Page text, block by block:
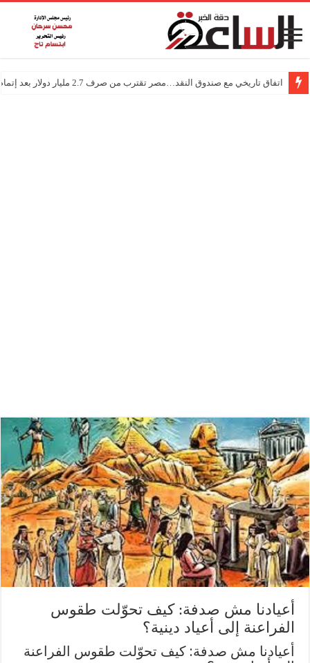
اتفاق تاريخي مع صندوق النقد…مصر تقترب من صرف 2.7 مليار دولار بعد إتمام المراجعتين
أعيادنا مش صدفة: كيف تحوّلت طقوس
الفراعنة إلى أعياد دينية؟
أعيادنا مش صدفة: كيف تحوّلت طقوس الفراعنة